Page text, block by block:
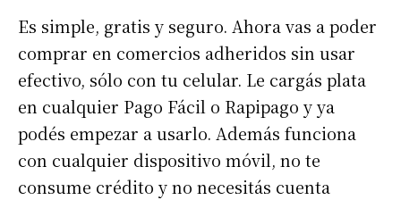
Es simple, gratis y seguro. Ahora vas a poder
comprar en comercios adheridos sin usar
efectivo, sólo con tu celular. Le cargás plata
en cualquier Pago Fácil o Rapipago y ya
podés empezar a usarlo. Además funciona
con cualquier dispositivo móvil, no te
consume crédito y no necesitás cuenta